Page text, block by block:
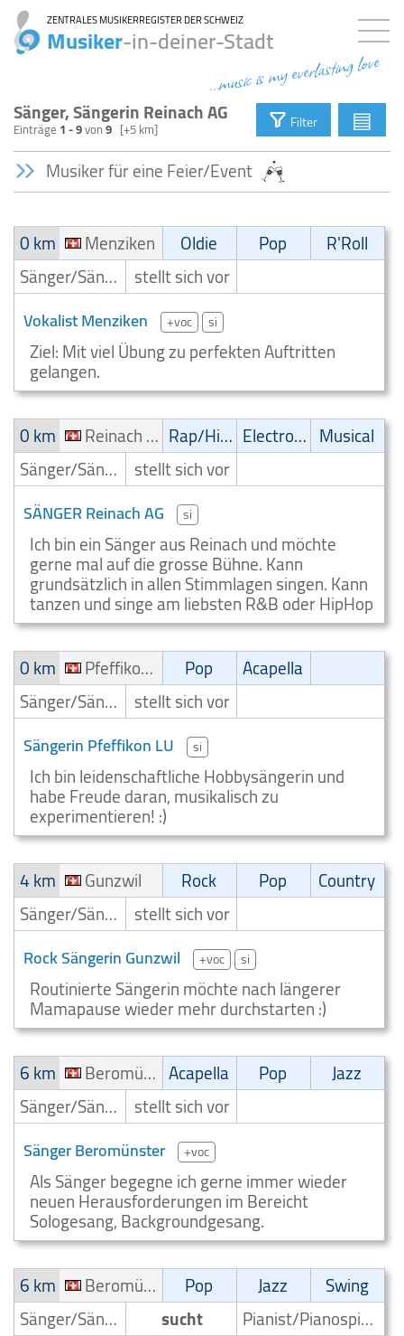
ZENTRALES MUSIKERREGISTER DER SCHWEIZ
Musiker-in-deiner-Stadt
...music is my everlasting love
Sänger, Sängerin Reinach AG
Einträge 1 - 9von9 [+5 km] Filter ▤
Musiker für eine Feier/Event
0 km Menziken Oldie Pop
R'Roll
Sänger/Sängerin stellt sich vor
Vokalist Menziken +voc si
Ziel: Mit viel Übung zu perfekten Auftritten
gelangen.
0 km
Reinach AG Rap/Hip-Hop/RnB Electronic Musical
Sänger/Sängerin stellt sich vor
SÄNGER Reinach AG si
Ich bin ein Sänger aus Reinach und möchte
gerne mal auf die grosse Bühne. Kann
grundsätzlich in allen Stimmlagen singen. Kann
tanzen und singe am liebsten R&B oder HipHop
0 km
Pfeffikon LU Pop
Acapella
Sänger/Sängerin stellt sich vor
Sängerin Pfeffikon LU si
Ich bin leidenschaftliche Hobbysängerin und
habe Freude daran, musikalisch zu
experimentieren! :)
4 km
Gunzwil Rock Pop
Country
Sänger/Sängerin stellt sich vor
Rock Sängerin Gunzwil +voc si
Routinierte Sängerin möchte nach längerer
Mamapause wieder mehr durchstarten :)
6 km
Beromünster Acapella Pop
Jazz
Sänger/Sängerin stellt sich vor
Sänger Beromünster +voc
Als Sänger begegne ich gerne immer wieder
neuen Herausforderungen im Bereicht
Sologesang, Backgroundgesang.
6 km
Beromünster Pop Jazz
Swing
Sänger/Sängerin
sucht Pianist/Pianospieler